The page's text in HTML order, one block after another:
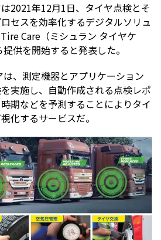
2021年12月1日、タイヤ点検とそ
セスを効率化するデジタルソリュ
Care（ミシュラン タイヤケ
供を開始すると発表した。
、測定機器とアプリケーション
実施し、自動作成される点検レポ
期などを予測することによりタイ
化するサービスだ。